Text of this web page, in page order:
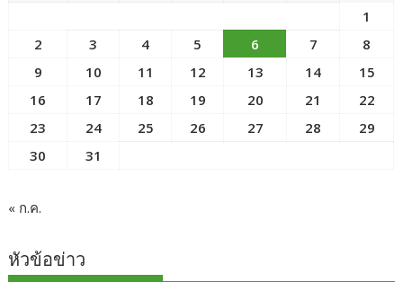
1
2
3 4 5 6 7
8
9
10 11 12 13 14
15
16
17 18 19 20 21
22
23
24 25 26 27 28
29
30
31
« ก.ค.
หัวข้อข่าว